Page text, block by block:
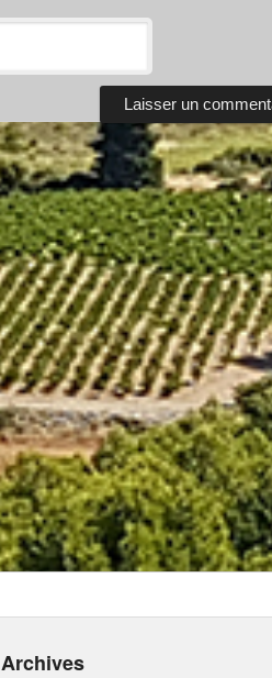
Archives